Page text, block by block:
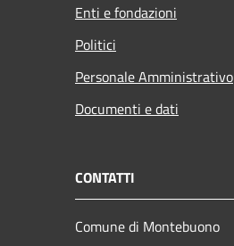
Enti e fondazioni
Politici
Personale Amministrativo
Documenti e dati
CONTATTI
Comune di Montebuono